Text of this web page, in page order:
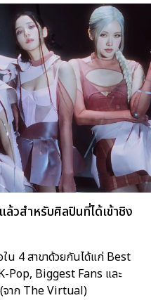
ล้วสำหรับศิลปินที่ได้เข้าชิง
น 4 สาขาด้วยกันได้แก่ Best
Pop, Biggest Fans และ
าก The Virtual)